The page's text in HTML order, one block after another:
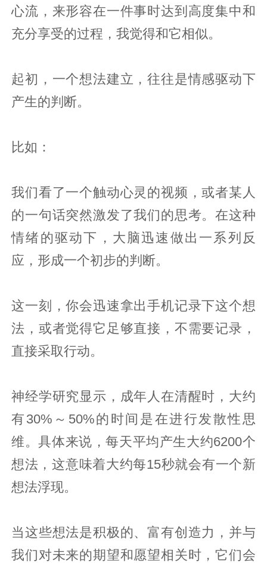
心流，来形容在一件事时达到高度集中和
充分享受的过程，我觉得和它相似。
起初，一个想法建立，往往是情感驱动下
产生的判断。
比如：
我们看了一个触动心灵的视频，或者某人
的一句话突然激发了我们的思考。在这种
情绪的驱动下，大脑迅速做出一系列反
应，形成一个初步的判断。
这一刻，你会迅速拿出手机记录下这个想
法，或者觉得它足够直接，不需要记录，
直接采取行动。
神经学研究显示，成年人在清醒时，大约
有30%～50%的时间是在进行发散性思
维。具体来说，每天平均产生大约6200个
想法，这意味着大约每15秒就会有一个新
想法浮现。
当这些想法是积极的、富有创造力，并与
我们对未来的期望和愿望相关时，它们会